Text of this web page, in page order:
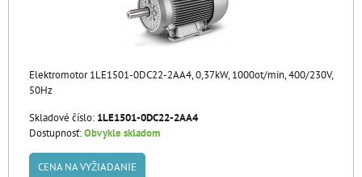
Elektromotor 1LE1501-0DC22-2AA4, 0,37kW, 1000ot/min, 400/230V,
50Hz
Skladové číslo: 1LE1501-0DC22-2AA4
Dostupnosť:Obvykle skladom
CENA NA VYŽIADANIE